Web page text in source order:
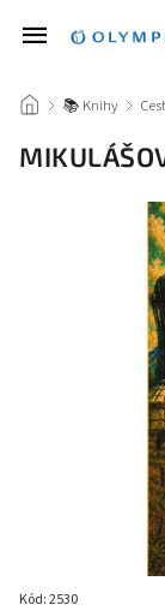
/ 📚 Knihy /
Kód:2530